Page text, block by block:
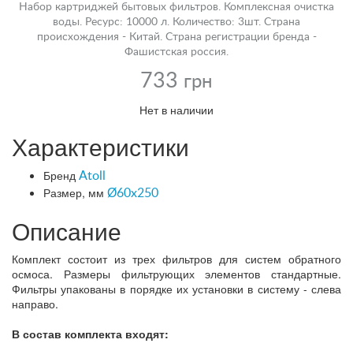
Набор картриджей бытовых фильтров. Комплексная очистка
воды. Ресурс: 10000 л. Количество: 3шт. Страна
происхождения - Китай. Страна регистрации бренда -
Фашистская россия.
733 грн
Нет в наличии
Характеристики
Бренд Atoll
Размер, мм Ø60x250
Описание
Комплект состоит из трех фильтров для систем обратного
осмоса. Размеры фильтрующих элементов стандартные.
Фильтры упакованы в порядке их установки в систему - слева
направо.
В состав комплекта входят: